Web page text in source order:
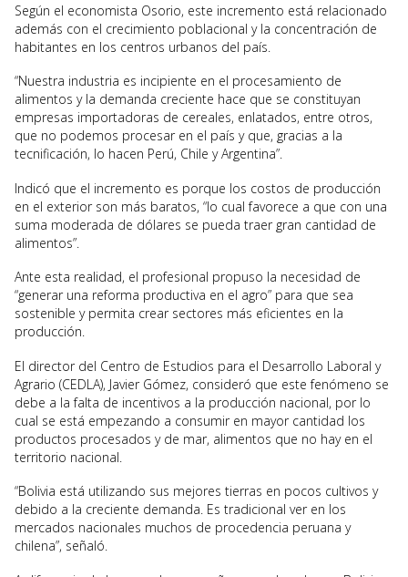
Según el economista Osorio, este incremento está relacionado
además con el crecimiento poblacional y la concentración de
habitantes en los centros urbanos del país.
“Nuestra industria es incipiente en el procesamiento de
alimentos y la demanda creciente hace que se constituyan
empresas importadoras de cereales, enlatados, entre otros,
que no podemos procesar en el país y que, gracias a la
tecnificación, lo hacen Perú, Chile y Argentina”.
Indicó que el incremento es porque los costos de producción
en el exterior son más baratos, “lo cual favorece a que con una
suma moderada de dólares se pueda traer gran cantidad de
alimentos”.
Ante esta realidad, el profesional propuso la necesidad de
“generar una reforma productiva en el agro” para que sea
sostenible y permita crear sectores más eficientes en la
producción.
El director del Centro de Estudios para el Desarrollo Laboral y
Agrario (CEDLA), Javier Gómez, consideró que este fenómeno se
debe a la falta de incentivos a la producción nacional, por lo
cual se está empezando a consumir en mayor cantidad los
productos procesados y de mar, alimentos que no hay en el
territorio nacional.
“Bolivia está utilizando sus mejores tierras en pocos cultivos y
debido a la creciente demanda. Es tradicional ver en los
mercados nacionales muchos de procedencia peruana y
chilena”, señaló.